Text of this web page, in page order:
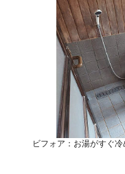
ビフォア：お湯がすぐ